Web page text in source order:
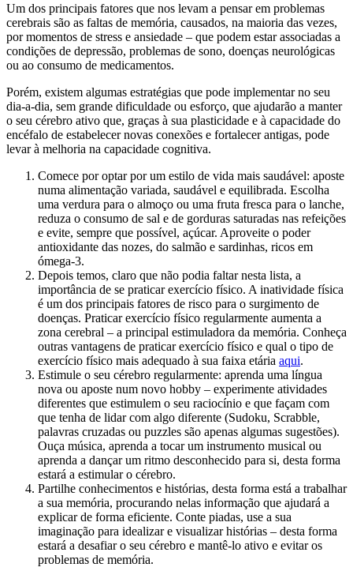
Um dos principais fatores que nos levam a pensar em problemas
cerebrais são as faltas de memória, causados, na maioria das vezes,
por momentos de stress e ansiedade – que podem estar associadas a
condições de depressão, problemas de sono, doenças neurológicas
ou ao consumo de medicamentos.
Porém, existem algumas estratégias que pode implementar no seu
dia-a-dia, sem grande dificuldade ou esforço, que ajudarão a manter
o seu cérebro ativo que, graças à sua plasticidade e à capacidade do
encéfalo de estabelecer novas conexões e fortalecer antigas, pode
levar à melhoria na capacidade cognitiva.
Comece por optar por um estilo de vida mais saudável: aposte
numa alimentação variada, saudável e equilibrada. Escolha
uma verdura para o almoço ou uma fruta fresca para o lanche,
reduza o consumo de sal e de gorduras saturadas nas refeições
e evite, sempre que possível, açúcar. Aproveite o poder
antioxidante das nozes, do salmão e sardinhas, ricos em
ómega-3.
Depois temos, claro que não podia faltar nesta lista, a
importância de se praticar exercício físico. A inatividade física
é um dos principais fatores de risco para o surgimento de
doenças. Praticar exercício físico regularmente aumenta a
zona cerebral – a principal estimuladora da memória. Conheça
outras vantagens de praticar exercício físico e qual o tipo de
exercício físico mais adequado à sua faixa etária aqui.
Estimule o seu cérebro regularmente: aprenda uma língua
nova ou aposte num novo hobby – experimente atividades
diferentes que estimulem o seu raciocínio e que façam com
que tenha de lidar com algo diferente (Sudoku, Scrabble,
palavras cruzadas ou puzzles são apenas algumas sugestões).
Ouça música, aprenda a tocar um instrumento musical ou
aprenda a dançar um ritmo desconhecido para si, desta forma
estará a estimular o cérebro.
Partilhe conhecimentos e histórias, desta forma está a trabalhar
a sua memória, procurando nelas informação que ajudará a
explicar de forma eficiente. Conte piadas, use a sua
imaginação para idealizar e visualizar histórias – desta forma
estará a desafiar o seu cérebro e mantê-lo ativo e evitar os
problemas de memória.